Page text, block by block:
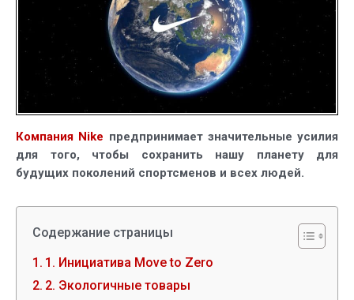
Компания Nike предпринимает значительные усилия
для того, чтобы сохранить нашу планету для
будущих поколений спортсменов и всех людей.
Содержание страницы
1. Инициатива Move to Zero
2. Экологичные товары